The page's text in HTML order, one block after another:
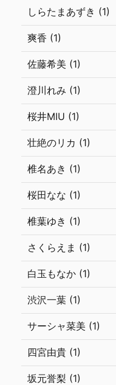
しらたまあずき (1)
爽香 (1)
佐藤希美 (1)
澄川れみ (1)
桜井MIU (1)
壮絶のリカ (1)
椎名あき (1)
桜田なな (1)
椎葉ゆき (1)
さくらえま (1)
白玉もなか (1)
渋沢一葉 (1)
サーシャ菜美 (1)
四宮由貴 (1)
坂元誉梨 (1)